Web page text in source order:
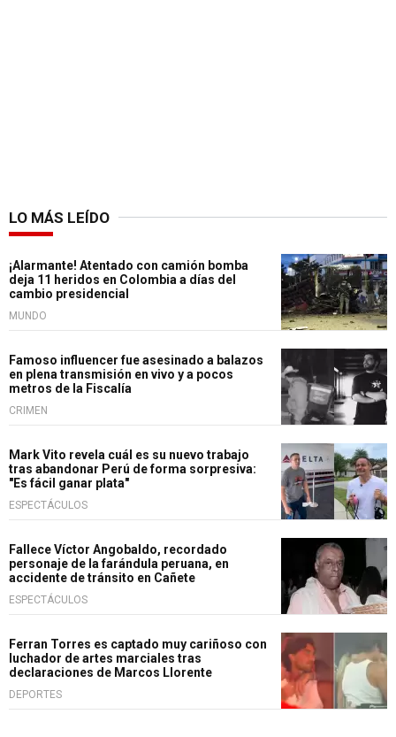
LO MÁS LEÍDO
¡Alarmante! Atentado con camión bomba
deja 11 heridos en Colombia a días del
cambio presidencial
MUNDO
Famoso influencer fue asesinado a balazos
en plena transmisión en vivo y a pocos
metros de la Fiscalía
CRIMEN
Mark Vito revela cuál es su nuevo trabajo
tras abandonar Perú de forma sorpresiva:
"Es fácil ganar plata"
ESPECTÁCULOS
Fallece Víctor Angobaldo, recordado
personaje de la farándula peruana, en
accidente de tránsito en Cañete
ESPECTÁCULOS
Ferran Torres es captado muy cariñoso con
luchador de artes marciales tras
declaraciones de Marcos Llorente
DEPORTES